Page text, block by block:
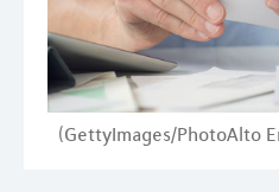
(GettyImages/PhotoAlto